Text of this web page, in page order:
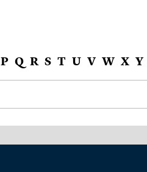
P Q R S T U V W X Y